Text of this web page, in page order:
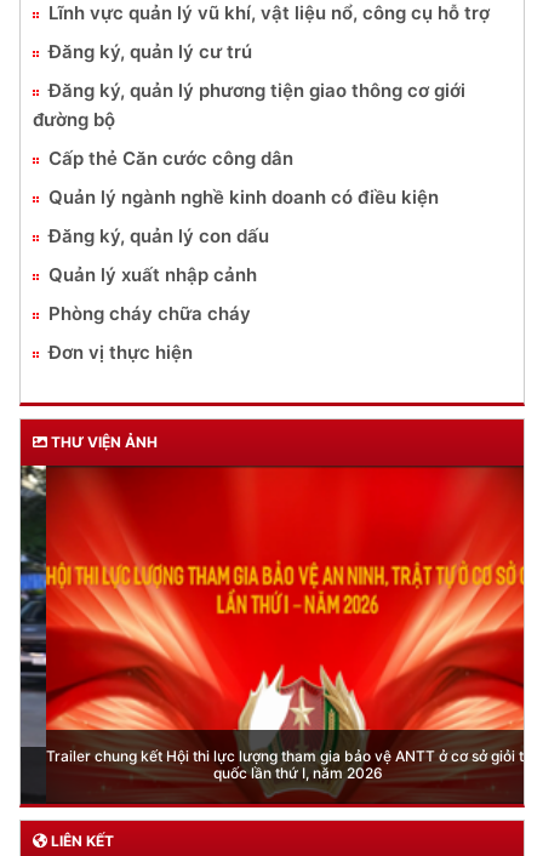
Lĩnh vực quản lý vũ khí, vật liệu nổ, công cụ hỗ trợ
Đăng ký, quản lý cư trú
Đăng ký, quản lý phương tiện giao thông cơ giới
đường bộ
Cấp thẻ Căn cước công dân
Quản lý ngành nghề kinh doanh có điều kiện
Đăng ký, quản lý con dấu
Quản lý xuất nhập cảnh
Phòng cháy chữa cháy
Đơn vị thực hiện
THƯ VIỆN ẢNH
Trailer chung kết Hội thi lực lượng tham gia bảo vệ ANTT ở cơ sở giỏi toàn
quốc lần thứ I, năm 2026
LIÊN KẾT